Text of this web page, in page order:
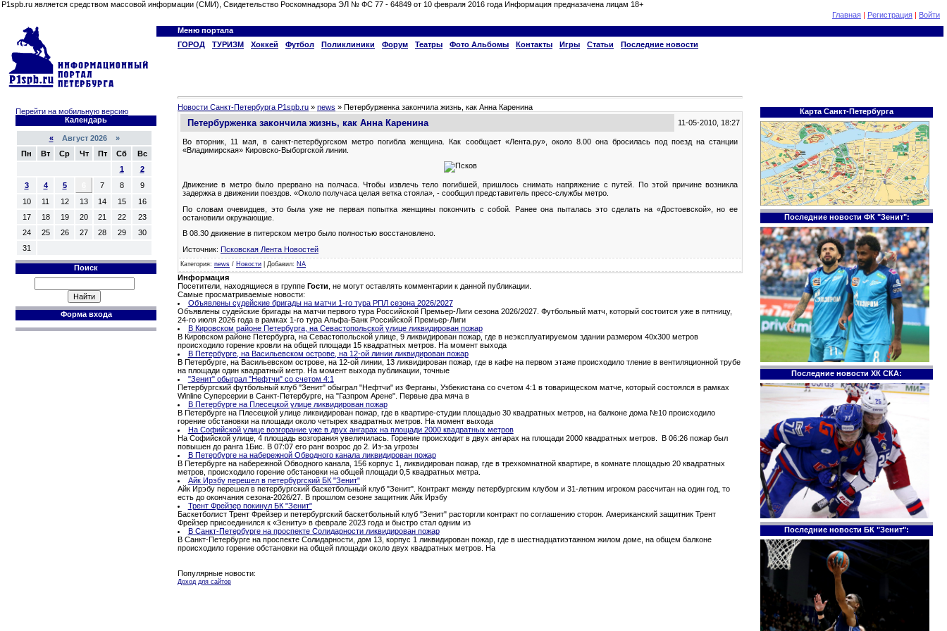
P1spb.ru является средством массовой информации (СМИ), Свидетельство Роскомнадзора ЭЛ № ФС 77 - 64849 от 10 февраля 2016 года Информация предназачена лицам 18+
Главная | Регистрация | Войти
Меню портала
ГОРОД
ТУРИЗМ Хоккей Футбол Поликлиники Форум Театры Фото Альбомы Контакты Игры Статьи Последние новости
Перейти на мобильную версию
Календарь
«Август 2026 »
Пн
Вт Ср Чт Пт Сб
Вс
1
2
3
4 5 7 8
9
10
11 12 13 14 15
16
17
18 19 20 21 22
23
24
25 26 27 28 29
30
31
Поиск
Форма входа
Новости Санкт-Петербурга P1spb.ru » news » Петербурженка закончила жизнь, как Анна Каренина
Петербурженка закончила жизнь, как Анна Каренина 11-05-2010, 18:27
Во вторник, 11 мая, в санкт-петербургском метро погибла женщина. Как сообщает «Лента.ру», около 8.00 она бросилась под поезд на станции
«Владимирская» Кировско-Выборгской линии.
Движение в метро было прервано на полчаса. Чтобы извлечь тело погибшей, пришлось снимать напряжение с путей. По этой причине возникла
задержка в движении поездов. «Около получаса целая ветка стояла», - сообщил представитель пресс-службы метро.
По словам очевидцев, это была уже не первая попытка женщины покончить с собой. Ранее она пыталась это сделать на «Достоевской», но ее
остановили окружающие.
В 08.30 движение в питерском метро было полностью восстановлено.
Источник: Псковская Лента Новостей
Категория: news / Новости Добавил: NA
Информация
Посетители, находящиеся в группе Гости , не могут оставлять комментарии к данной публикации.
Самые просматриваемые новости:
Объявлены судейские бригады на матчи 1-го тура РПЛ сезона 2026/2027
Объявлены судейские бригады на матчи первого тура Российской Премьер-Лиги сезона 2026/2027. Футбольный матч, который состоится уже в пятницу,
24-го июля 2026 года в рамках 1-го тура Альфа-Банк Российской Премьер-Лиги
В Кировском районе Петербурга, на Севастопольской улице ликвидирован пожар
В Кировском районе Петербурга, на Севастопольской улице, 9 ликвидирован пожар, где в неэксплуатируемом здании размером 40х300 метров
происходило горение кровли на общей площади 15 квадратных метров. На момент выхода
В Петербурге, на Васильевском острове, на 12-ой линии ликвидирован пожар
В Петербурге, на Васильевском острове, на 12-ой линии, 13 ликвидирован пожар, где в кафе на первом этаже происходило тление в вентиляционной трубе
на площади один квадратный метр. На момент выхода публикации, точные
"Зенит" обыграл "Нефтчи" со счетом 4:1
Петербургский футбольный клуб "Зенит" обыграл "Нефтчи" из Ферганы, Узбекистана со счетом 4:1 в товарищеском матче, который состоялся в рамках
Winline Суперсерии в Санкт-Петербурге, на "Газпром Арене". Первые два мяча в
В Петербурге на Плесецкой улице ликвидирован пожар
В Петербурге на Плесецкой улице ликвидирован пожар, где в квартире-студии площадью 30 квадратных метров, на балконе дома №10 происходило
горение обстановки на площади около четырех квадратных метров. На момент выхода
На Софийской улице возгорание уже в двух ангарах на площади 2000 квадратных метров
На Софийской улице, 4 площадь возгорания увеличилась. Горение происходит в двух ангарах на площади 2000 квадратных метров. В 06:26 пожар был
повышен до ранга 1Бис. В 07:07 его ранг возрос до 2. Из-за угрозы
В Петербурге на набережной Обводного канала ликвидирован пожар
В Петербурге на набережной Обводного канала, 156 корпус 1, ликвидирован пожар, где в трехкомнатной квартире, в комнате площадью 20 квадратных
метров, происходило горение обстановки на общей площади 0,5 квадратных метра.
Айк Ирэбу перешел в петербургский БК "Зенит"
Айк Ирэбу перешел в петербургский баскетбольный клуб "Зенит". Контракт между петербургским клубом и 31-летним игроком рассчитан на один год, то
есть до окончания сезона-2026/27. В прошлом сезоне защитник Айк Ирэбу
Трент Фрейзер покинул БК "Зенит"
Баскетболист Трент Фрейзер и петербургский баскетбольный клуб "Зенит" расторгли контракт по соглашению сторон. Американский защитник Трент
Фрейзер присоединился к «Зениту» в феврале 2023 года и быстро стал одним из
В Санкт-Петербурге на проспекте Солидарности ликвидирован пожар
В Санкт-Петербурге на проспекте Солидарности, дом 13, корпус 1 ликвидирован пожар, где в шестнадцатиэтажном жилом доме, на общем балконе
происходило горение обстановки на общей площади около двух квадратных метров. На
Популярные новости:
Доход для сайтов
Карта Санкт-Петербурга
Последние новости ФК "Зенит":
Последние новости ХК СКА:
Последние новости БК "Зенит":